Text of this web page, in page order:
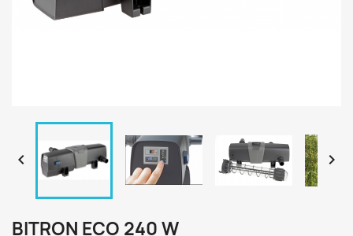
 
BITRON ECO 240 W